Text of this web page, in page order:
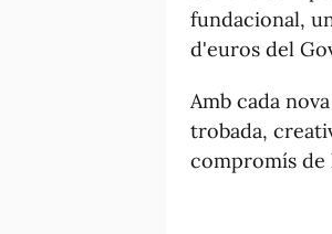
fundacional,
d'euros del
Amb cada
trobada,
compromís de